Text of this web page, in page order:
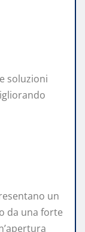
soluzioni
un
da una forte